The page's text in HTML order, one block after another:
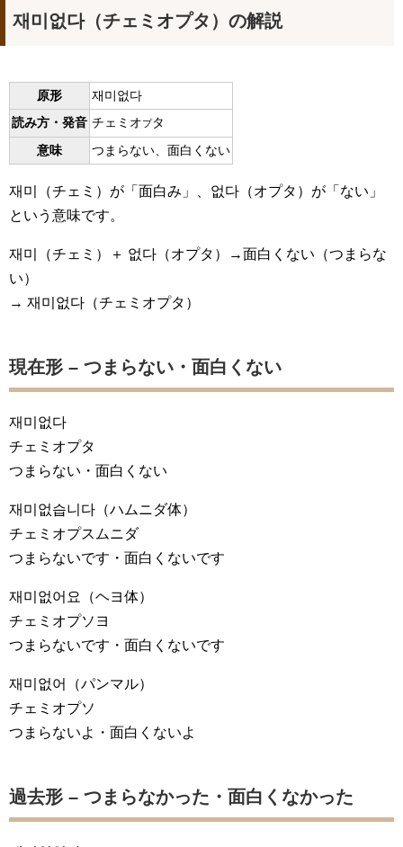
재미없다（チェミオプタ）の解説
原形
재미없다
読み方・発音 チェミオプタ
意味 つまらない、面白くない
재미（チェミ）が「面白み」、없다（オプタ）が「ない」
という意味です。
재미（チェミ）＋ 없다（オプタ）→面白くない（つまらな
い）
→ 재미없다（チェミオプタ）
現在形 – つまらない・面白くない
재미없다
チェミオプタ
つまらない・面白くない
재미없습니다 （ハムニダ体）
チェミオプスムニダ
つまらないです・面白くないです
재미없어요
（ヘヨ体）
チェミオプソヨ
つまらないです・面白くないです
재미없어
（パンマル）
チェミオプソ
つまらないよ・面白くないよ
過去形 – つまらなかった・面白くなかった